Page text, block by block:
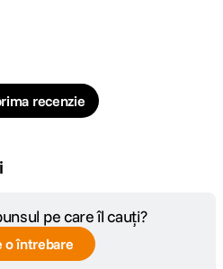
recenzie
pe care îl cauți?
o întrebare